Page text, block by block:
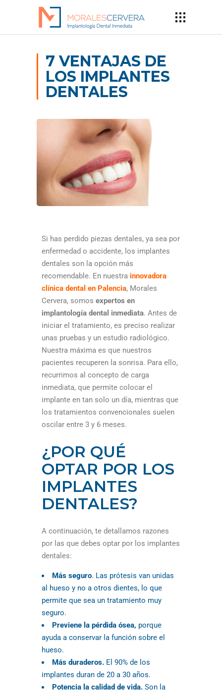
7 VENTAJAS DE
LOS IMPLANTES
DENTALES
Si has perdido piezas dentales, ya sea por
enfermedad o accidente, los implantes
dentales son la opción más
recomendable. En nuestra innovadora
clínica dental en Palencia, Morales
Cervera, somos expertos en
implantología dental inmediata. Antes de
iniciar el tratamiento, es preciso realizar
unas pruebas y un estudio radiológico.
Nuestra máxima es que nuestros
pacientes recuperen la sonrisa. Para ello,
recurrimos al concepto de carga
inmediata, que permite colocar el
implante en tan solo un día, mientras que
los tratamientos convencionales suelen
oscilar entre 3 y 6 meses.
¿POR QUÉ
OPTAR POR LOS
IMPLANTES
DENTALES?
A continuación, te detallamos razones
por las que debes optar por los implantes
dentales:
Más seguro. Las prótesis van unidas
al hueso y no a otros dientes, lo que
permite que sea un tratamiento muy
seguro.
Previene la pérdida ósea, porque
ayuda a conservar la función sobre el
hueso.
Más duraderos. El 90% de los
implantes duran de 20 a 30 años.
Potencia la calidad de vida. Son la